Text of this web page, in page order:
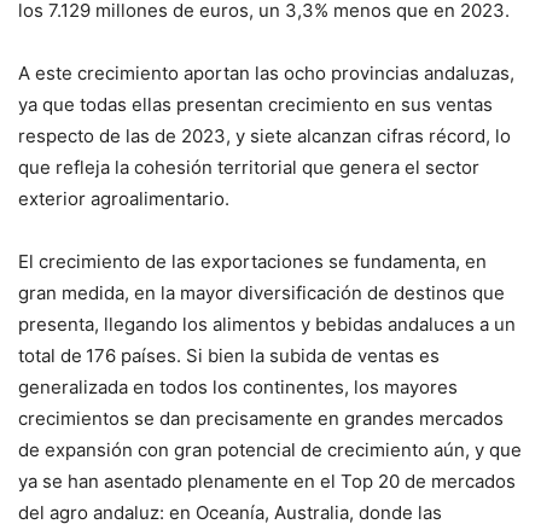
los 7.129 millones de euros, un 3,3% menos que en 2023.
A este crecimiento aportan las ocho provincias andaluzas,
ya que todas ellas presentan crecimiento en sus ventas
respecto de las de 2023, y siete alcanzan cifras récord, lo
que refleja la cohesión territorial que genera el sector
exterior agroalimentario.
El crecimiento de las exportaciones se fundamenta, en
gran medida, en la mayor diversificación de destinos que
presenta, llegando los alimentos y bebidas andaluces a un
total de 176 países. Si bien la subida de ventas es
generalizada en todos los continentes, los mayores
crecimientos se dan precisamente en grandes mercados
de expansión con gran potencial de crecimiento aún, y que
ya se han asentado plenamente en el Top 20 de mercados
del agro andaluz: en Oceanía, Australia, donde las